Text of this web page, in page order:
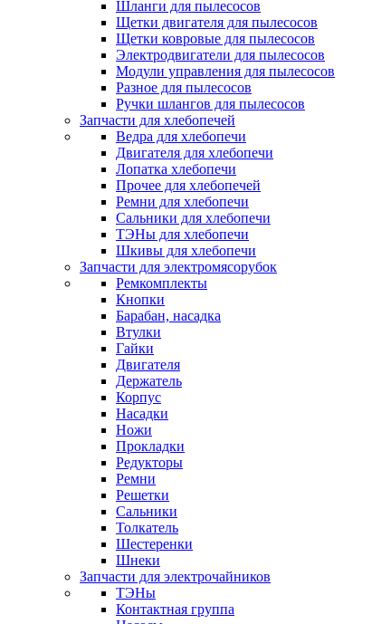
Шланги для пылесосов
Щетки двигателя для пылесосов
Щетки ковровые для пылесосов
Электродвигатели для пылесосов
Модули управления для пылесосов
Разное для пылесосов
Ручки шлангов для пылесосов
Запчасти для хлебопечей
Ведра для хлебопечи
Двигателя для хлебопечи
Лопатка хлебопечи
Прочее для хлебопечей
Ремни для хлебопечи
Сальники для хлебопечи
ТЭНы для хлебопечи
Шкивы для хлебопечи
Запчасти для электромясорубок
Ремкомплекты
Кнопки
Барабан, насадка
Втулки
Гайки
Двигателя
Держатель
Корпус
Насадки
Ножи
Прокладки
Редукторы
Ремни
Решетки
Сальники
Толкатель
Шестеренки
Шнеки
Запчасти для электрочайников
ТЭНы
Контактная группа